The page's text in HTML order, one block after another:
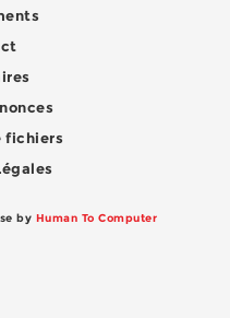
fichiers
by Human To Computer